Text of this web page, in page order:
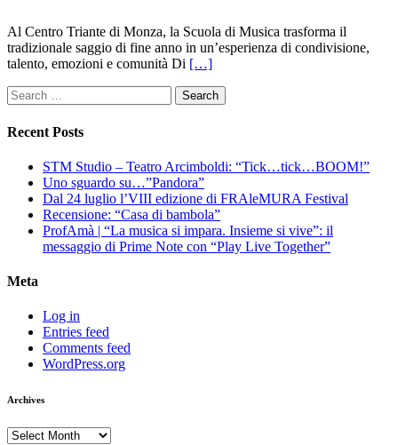
Al Centro Triante di Monza, la Scuola di Musica trasforma il
tradizionale saggio di fine anno in un’esperienza di condivisione,
talento, emozioni e comunità Di […]
Search
for:
Recent Posts
STM Studio – Teatro Arcimboldi: “Tick…tick…BOOM!”
Uno sguardo su…”Pandora”
Dal 24 luglio l’VIII edizione di FRAleMURA Festival
Recensione: “Casa di bambola”
ProfAmà | “La musica si impara. Insieme si vive”: il
messaggio di Prime Note con “Play Live Together”
Meta
Log in
Entries feed
Comments feed
WordPress.org
Archives
Archives